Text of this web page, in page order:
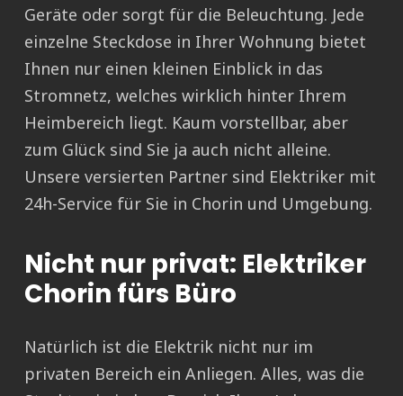
Geräte oder sorgt für die Beleuchtung. Jede
einzelne Steckdose in Ihrer Wohnung bietet
Ihnen nur einen kleinen Einblick in das
Stromnetz, welches wirklich hinter Ihrem
Heimbereich liegt. Kaum vorstellbar, aber
zum Glück sind Sie ja auch nicht alleine.
Unsere versierten Partner sind Elektriker mit
24h-Service für Sie in Chorin und Umgebung.
Nicht nur privat: Elektriker
Chorin fürs Büro
Natürlich ist die Elektrik nicht nur im
privaten Bereich ein Anliegen. Alles, was die